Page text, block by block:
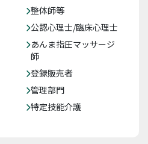
整体師等
公認心理士/臨床心理士
あんま指圧マッサージ
師
登録販売者
管理部門
特定技能介護